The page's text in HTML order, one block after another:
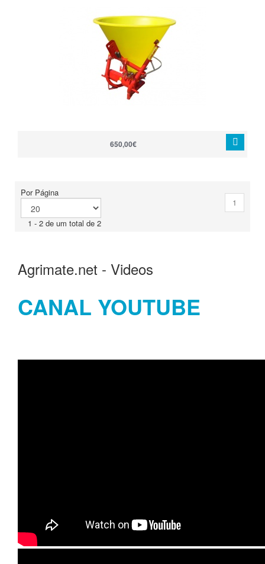
650,00€
Por Página
1 - 2 de um total de 2
1
Agrimate.net - Videos
CANAL YOUTUBE